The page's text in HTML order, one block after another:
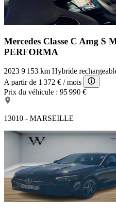
Mercedes Classe C Amg S
PERFORMA
2023 9 153 km Hybride
A partir de 1 372 € / mois
Prix du véhicule : 95 990 €
13010 - MARSEILLE